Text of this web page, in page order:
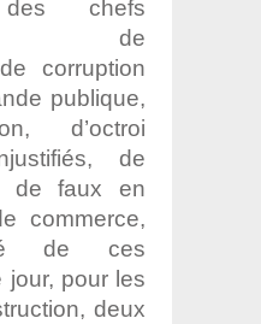
chefs
de
corruption
publique,
d’octroi
de
de faux en
commerce,
de ces
jour, pour les
deux